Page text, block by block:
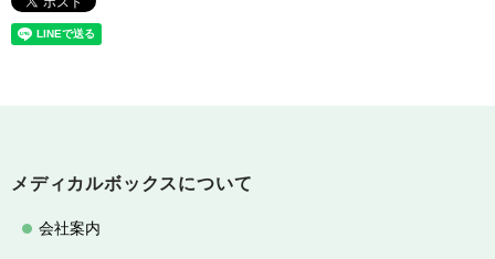
メディカルボックスについて
会社案内